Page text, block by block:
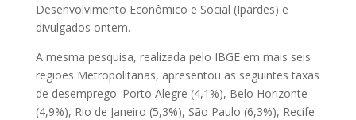
Desenvolvimento Econômico e Social (Ipardes) e
divulgados ontem.
A mesma pesquisa, realizada pelo IBGE em mais seis
regiões Metropolitanas, apresentou as seguintes taxas
de desemprego: Porto Alegre (4,1%), Belo Horizonte
(4,9%), Rio de Janeiro (5,3%), São Paulo (6,3%), Recife